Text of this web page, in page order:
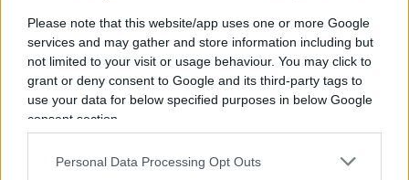
Please note that this website/app uses one or more Google
services and may gather and store information including but
not limited to your visit or usage behaviour. You may click to
grant or deny consent to Google and its third-party tags to
use your data for below specified purposes in below Google
consent section.
Personal Data Processing Opt Outs
Né si sono resi conto che questa follia ha fatto il
giro del mondo. Non si è trattato di una
polemicuccia di bassa cucina nostrana attribuibile
cui si è scritto e dibattuto a livello internazionale.